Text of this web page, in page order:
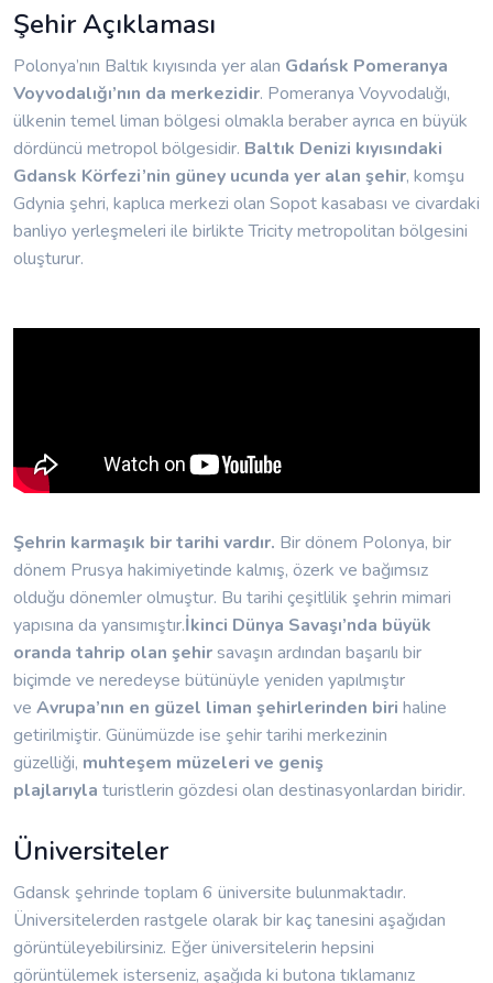
Şehir Açıklaması
Polonya’nın Baltık kıyısında yer alan Gdańsk Pomeranya
Voyvodalığı’nın da merkezidir. Pomeranya Voyvodalığı,
ülkenin temel liman bölgesi olmakla beraber ayrıca en büyük
dördüncü metropol bölgesidir. Baltık Denizi kıyısındaki
Gdansk Körfezi’nin güney ucunda yer alan şehir, komşu
Gdynia şehri, kaplıca merkezi olan Sopot kasabası ve civardaki
banliyo yerleşmeleri ile birlikte Tricity metropolitan bölgesini
oluşturur.
Şehrin karmaşık bir tarihi vardır. Bir dönem Polonya, bir
dönem Prusya hakimiyetinde kalmış, özerk ve bağımsız
olduğu dönemler olmuştur. Bu tarihi çeşitlilik şehrin mimari
yapısına da yansımıştır.İkinci Dünya Savaşı’nda büyük
oranda tahrip olan şehirsavaşın ardından başarılı bir
biçimde ve neredeyse bütünüyle yeniden yapılmıştır
ve Avrupa’nın en güzel liman şehirlerinden biri haline
getirilmiştir. Günümüzde ise şehir tarihi merkezinin
güzelliği, muhteşem müzeleri ve geniş
plajlarıyla turistlerin gözdesi olan destinasyonlardan biridir.
Üniversiteler
Gdansk şehrinde toplam 6 üniversite bulunmaktadır.
Üniversitelerden rastgele olarak bir kaç tanesini aşağıdan
görüntüleyebilirsiniz. Eğer üniversitelerin hepsini
görüntülemek isterseniz, aşağıda ki butona tıklamanız